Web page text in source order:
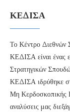
ΚΕΔΙΣΑ
Το Κέντρο Διεθνών
ΚΕΔΙΣΑ είναι ένας
Στρατηγικών
ΚΕΔΙΣΑ ιδρύθηκε
Μη Κερδοσκοπικής
αναλύσεις μας